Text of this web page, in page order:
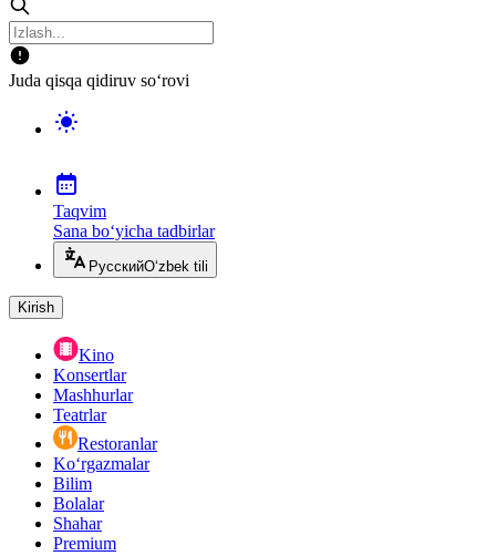
Juda qisqa qidiruv so‘rovi
Taqvim
Sana bo‘yicha tadbirlar
РусскийO‘zbek tili
Kirish
Kino
Konsertlar
Mashhurlar
Teatrlar
Restoranlar
Ko‘rgazmalar
Bilim
Bolalar
Shahar
Premium